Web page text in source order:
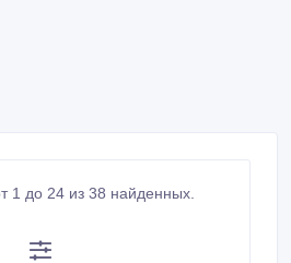
1 до 24 из 38 найденных.